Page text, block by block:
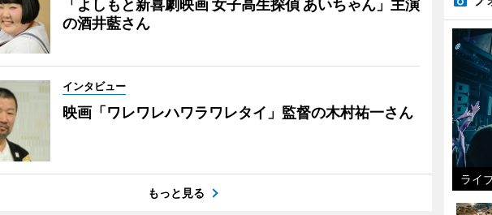
「よしもと新喜劇映画 女子高生探偵 あいちゃん」主演
の酒井藍さん
インタビュー
映画「ワレワレハワラワレタイ」監督の木村祐一さん
もっと見る
ライ